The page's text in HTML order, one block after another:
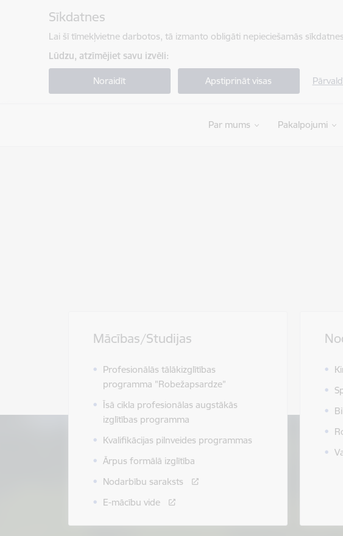
Sīkdatnes
Lai šī tīmekļvietne darbotos, tā izmanto obligāti nepieciešamās
Lūdzu, atzīmējiet savu izvēli:
Noraidīt Apstiprināt visas
Par mums Pakalpojumi
Mācības/Studijas
Profesionālās tālākizglītības
programma "Robežapsardze”
Īsā cikla profesionālas augstākās
izglītības programma
Kvalifikācijas pilnveides programmas
Ārpus formālā izglītība
Nodarbību saraksts
E-mācību vide